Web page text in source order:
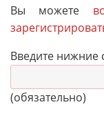
Вы можете
Введите нижние
(обязательно)